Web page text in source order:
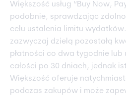
Większość usług “Buy Now,
podobnie, sprawdzając
celu ustalenia limitu wydatków.
zazwyczaj dzielą pozostałą
płatności co dwa tygodnie lub
całości po 30 dniach, jednak
Większość oferuje
podczas zakupów i może